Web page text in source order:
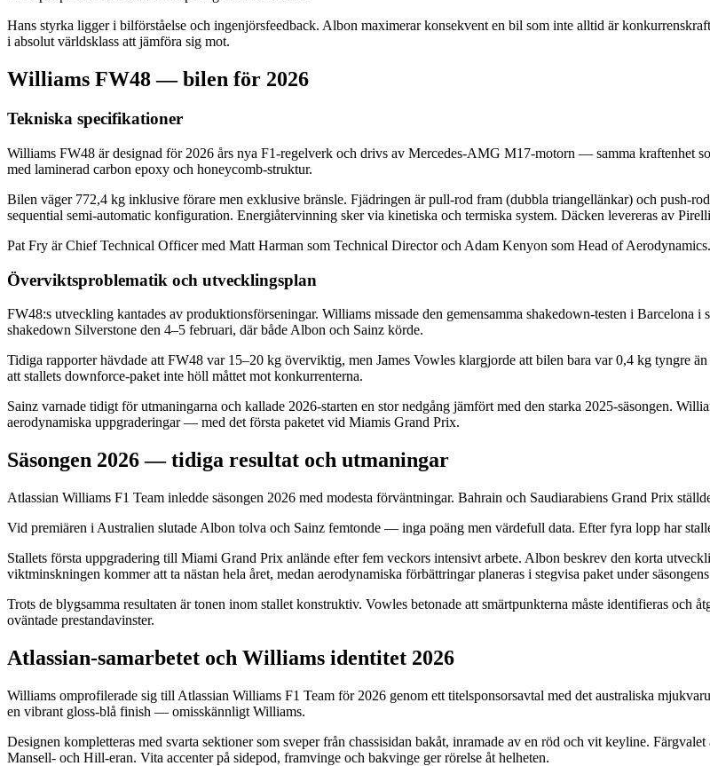
Hans styrka ligger i bilförståelse och ingenjörsfeedback. Albon maximerar konsekvent en bil som inte alltid är
i absolut världsklass att jämföra sig mot.
Williams FW48 — bilen för 2026
Tekniska specifikationer
Williams FW48 är designad för 2026 års nya F1-regelverk och drivs av Mercedes-AMG M17-motorn — samma kraftenhet
med laminerad carbon epoxy och honeycomb-struktur.
Bilen väger 772,4 kg inklusive förare men exklusive bränsle. Fjädringen är pull-rod fram (dubbla triangellänkar) och push-
sequential semi-automatic konfiguration. Energiåtervinning sker via kinetiska och termiska system. Däcken levereras av
Pat Fry är Chief Technical Officer med Matt Harman som Technical Director och Adam Kenyon som Head of Aerodynamics.
Överviktsproblematik och utvecklingsplan
FW48:s utveckling kantades av produktionsförseningar. Williams missade den gemensamma shakedown-testen i
shakedown Silverstone den 4–5 februari, där både Albon och Sainz körde.
Tidiga rapporter hävdade att FW48 var 15–20 kg överviktig, men James Vowles klargjorde att bilen bara var 0,4 kg tyngre
att stallets downforce-paket inte höll måttet mot konkurrenterna.
Sainz varnade tidigt för utmaningarna och kallade 2026-starten en stor nedgång jämfört med den starka 2025-säsongen.
aerodynamiska uppgraderingar — med det första paketet vid Miamis Grand Prix.
Säsongen 2026 — tidiga resultat och utmaningar
Atlassian Williams F1 Team inledde säsongen 2026 med modesta förväntningar. Bahrain och Saudiarabiens Grand Prix
Vid premiären i Australien slutade Albon tolva och Sainz femtonde — inga poäng men värdefull data. Efter fyra lopp har
Stallets första uppgradering till Miami Grand Prix anlände efter fem veckors intensivt arbete. Albon beskrev den korta
viktminskningen kommer att ta nästan hela året, medan aerodynamiska förbättringar planeras i stegvisa paket under
Trots de blygsamma resultaten är tonen inom stallet konstruktiv. Vowles betonade att smärtpunkterna måste identifieras och
oväntade prestandavinster.
Atlassian-samarbetet och Williams identitet 2026
Williams omprofilerade sig till Atlassian Williams F1 Team för 2026 genom ett titelsponsorsavtal med det australiska
en vibrant gloss-blå finish — omisskännligt Williams.
Designen kompletteras med svarta sektioner som sveper från chassisidan bakåt, inramade av en röd och vit keyline.
Mansell- och Hill-eran. Vita accenter på sidepod, framvinge och bakvinge ger rörelse åt helheten.